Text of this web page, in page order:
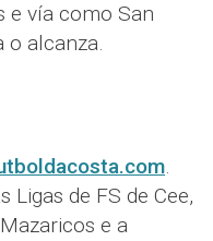
e vía como San
o alcanza.
.
Ligas de FS de Cee,
e a